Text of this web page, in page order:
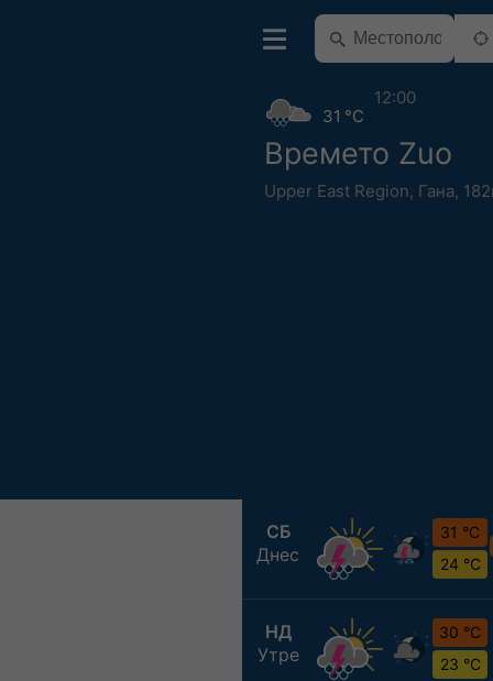
Времето Zuo
Upper East Region, Гана,
31 °C
12:00
СБ
Днес
31 °C
24 °C
НД
Утре
30 °C
23 °C